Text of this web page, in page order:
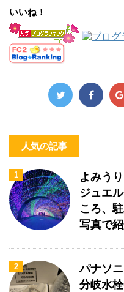
いいね！
人気の記事
1
よみう
ジュエ
ころ、
写真で
2
パナソ
分岐水